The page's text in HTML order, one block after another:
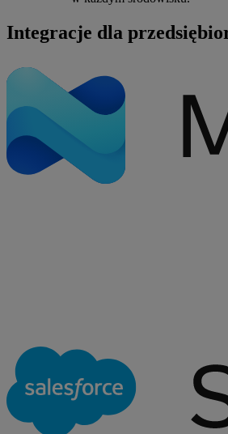
Integracje dla